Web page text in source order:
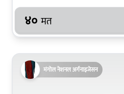
४० मत
मंगोल नेशनल अर्गनाइजेसन